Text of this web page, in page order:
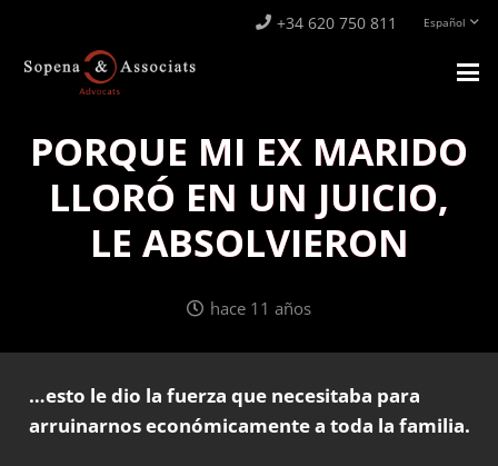
+34 620 750 811 Español
PORQUE MI EX MARIDO
LLORÓ EN UN JUICIO,
LE ABSOLVIERON
hace 11 años
…esto le dio la fuerza que necesitaba para
arruinarnos económicamente a toda la familia.